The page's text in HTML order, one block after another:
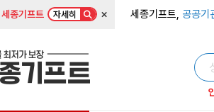
세종기프트 자세히 × 세종기프트, 공공기